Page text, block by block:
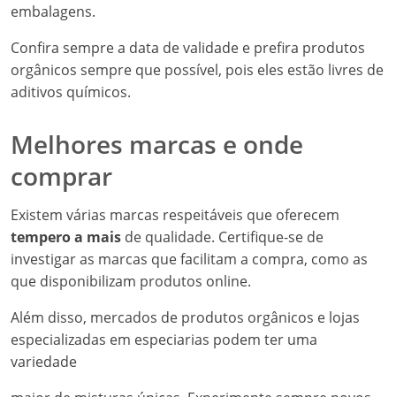
embalagens.
Confira sempre a data de validade e prefira produtos
orgânicos sempre que possível, pois eles estão livres de
aditivos químicos.
Melhores marcas e onde
comprar
Existem várias marcas respeitáveis que oferecem
tempero a mais de qualidade. Certifique-se de
investigar as marcas que facilitam a compra, como as
que disponibilizam produtos online.
Além disso, mercados de produtos orgânicos e lojas
especializadas em especiarias podem ter uma
variedade